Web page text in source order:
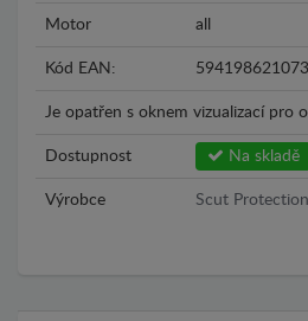
Motor all
Kód EAN:
Je opatřen s oknem vizualizací pro
Dostupnost Na skladě
Výrobce Scut